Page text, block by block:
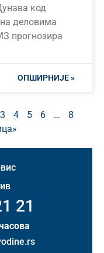
код
деловима
прогнозира
ОПШИРНИЈЕ »
3 4 5 6 …
8
21